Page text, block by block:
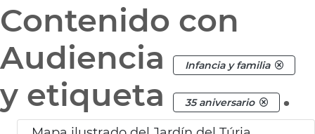
Contenido con
Audiencia
Infancia y familia
y etiqueta 35 aniversario .